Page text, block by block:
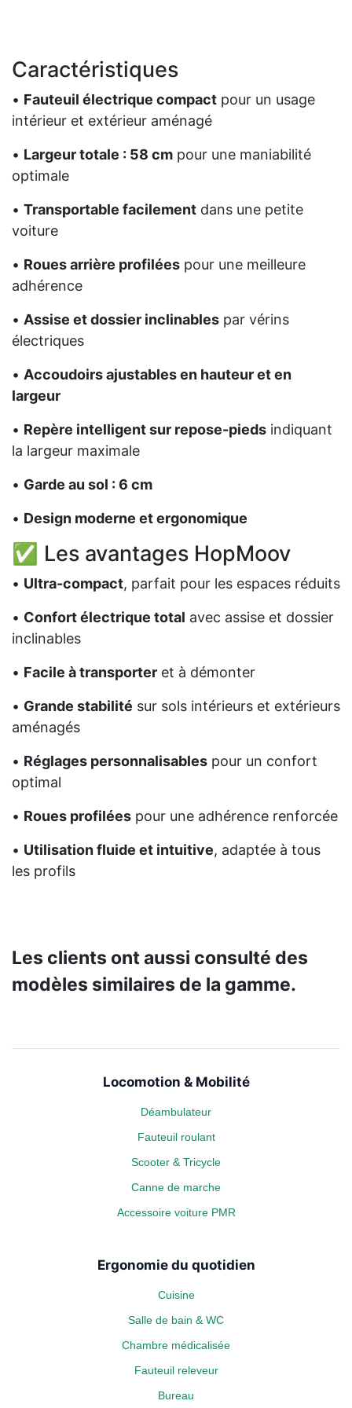
Caractéristiques
• Fauteuil électrique compact pour un usage
intérieur et extérieur aménagé
• Largeur totale : 58 cm pour une maniabilité
optimale
• Transportable facilement dans une petite
voiture
• Roues arrière profilées pour une meilleure
adhérence
• Assise et dossier inclinables par vérins
électriques
• Accoudoirs ajustables en hauteur et en
largeur
• Repère intelligent sur repose-pieds indiquant
la largeur maximale
• Garde au sol : 6 cm
• Design moderne et ergonomique
✅ Les avantages HopMoov
• Ultra-compact, parfait pour les espaces réduits
• Confort électrique total avec assise et dossier
inclinables
• Facile à transporter et à démonter
• Grande stabilité sur sols intérieurs et extérieurs
aménagés
• Réglages personnalisables pour un confort
optimal
• Roues profilées pour une adhérence renforcée
• Utilisation fluide et intuitive, adaptée à tous
les profils
Les clients ont aussi consulté des
modèles similaires de la gamme.
Locomotion & Mobilité
Déambulateur
Fauteuil roulant
Scooter & Tricycle
Canne de marche
Accessoire voiture PMR
Ergonomie du quotidien
Cuisine
Salle de bain & WC
Chambre médicalisée
Fauteuil releveur
Bureau